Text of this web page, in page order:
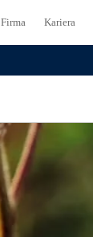
Firma Kariera